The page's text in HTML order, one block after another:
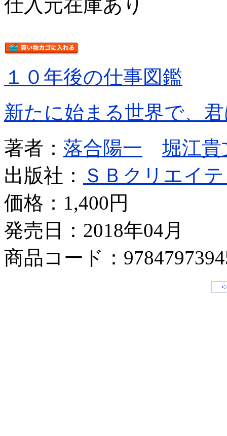
仕入元在庫あり
１０年後の仕事図鑑
新たに始まる世界で、
著者： 落合陽一
堀江貴
出版社：
ＳＢクリエイ
価格： 1,400円
発売日：2018年04月
商品コード：